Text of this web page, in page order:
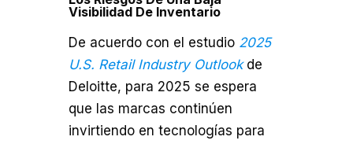
Visibilidad De Inventario
De acuerdo con el estudio 2025
U.S. Retail Industry Outlookde
Deloitte, para 2025 se espera
que las marcas continúen
invirtiendo en tecnologías para